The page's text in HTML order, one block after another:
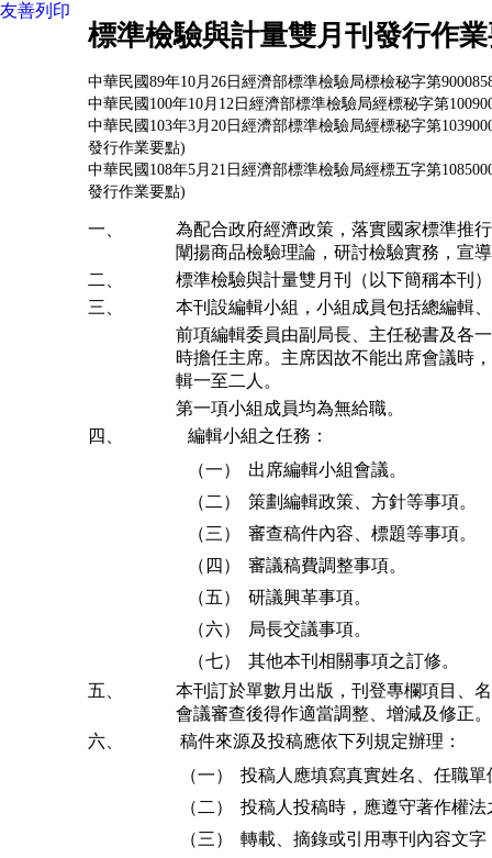
友善列印
標準檢驗與計量雙月刊發行作
中華民國89年10月26日經濟部標準檢驗局標檢秘字第
中華民國100年10月12日經濟部標準檢驗局經標秘字第
中華民國103年3月20日經濟部標準檢驗局經標秘字第
發行作業要點)
中華民國108年5月21日經濟部標準檢驗局經標五字第
發行作業要點)
一、
為配合政府經濟政策，落實國家標準推
闡揚商品檢驗理論，研討檢驗實務，宣
二、
標準檢驗與計量雙月刊（以下簡稱本刊
三、
本刊設編輯小組，小組成員包括總編輯
前項編輯委員由副局長、主任秘書及各
時擔任主席。主席因故不能出席會議時
輯一至二人。
第一項小組成員均為無給職。
四、
編輯小組之任務：
（一）
出席編輯小組會議。
（二）
策劃編輯政策、方針等事項。
（三）
審查稿件內容、標題等事項。
（四）
審議稿費調整事項。
（五）
研議興革事項。
（六）
局長交議事項。
（七）
其他本刊相關事項之訂修。
五、
本刊訂於單數月出版，刊登專欄項目、
會議審查後得作適當調整、增減及修正。
六、
稿件來源及投稿應依下列規定辦理：
（一）
投稿人應填寫真實姓名、任職
（二）
投稿人投稿時，應遵守著作權法
（三）
轉載、摘錄或引用專刊內容文